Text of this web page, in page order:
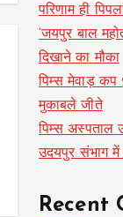
परिणाम ही
‘जयपुर बाल
दिखाने का मौका
पिम्स मेवाड़
मुकाबले जीते
पिम्स अस्पताल
उदयपुर संभाग में
Recent